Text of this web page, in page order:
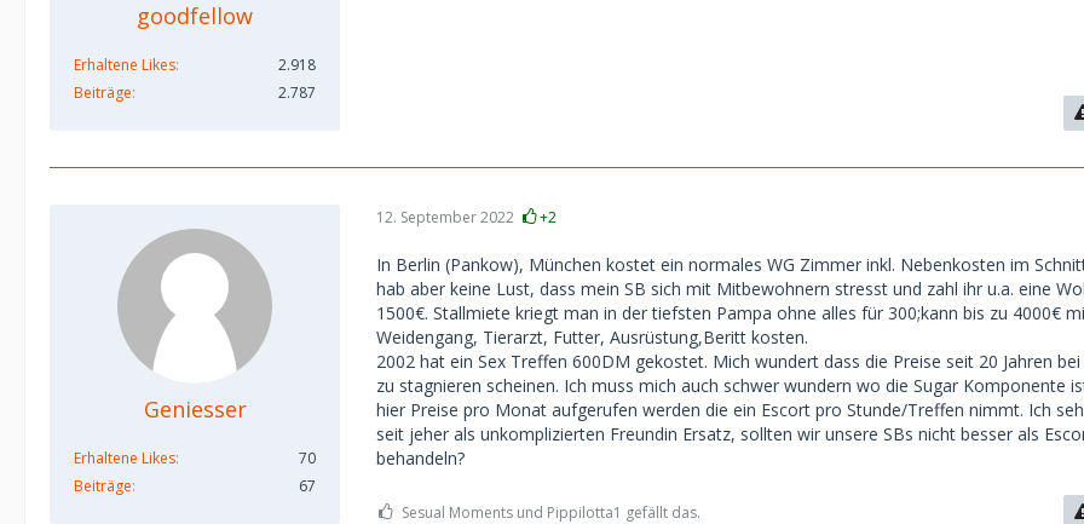
goodfellow
Erhaltene Likes
2.918
Beiträge
2.787
Geniesser
Erhaltene Likes
70
Beiträge
67
12. September 2022 +2
In Berlin (Pankow), München kostet ein normales WG Zimmer inkl. Nebenkosten im
hab aber keine Lust, dass mein SB sich mit Mitbewohnern stresst und zahl ihr u.a. eine
1500€. Stallmiete kriegt man in der tiefsten Pampa ohne alles für 300;kann bis zu 4000€
Weidengang, Tierarzt, Futter, Ausrüstung,Beritt kosten.
2002 hat ein Sex Treffen 600DM gekostet. Mich wundert dass die Preise seit 20 Jahren
zu stagnieren scheinen. Ich muss mich auch schwer wundern wo die Sugar Komponente
hier Preise pro Monat aufgerufen werden die ein Escort pro Stunde/Treffen nimmt. Ich
seit jeher als unkomplizierten Freundin Ersatz, sollten wir unsere SBs nicht besser als
behandeln?
Sesual Moments und Pippilotta1 gefällt das.